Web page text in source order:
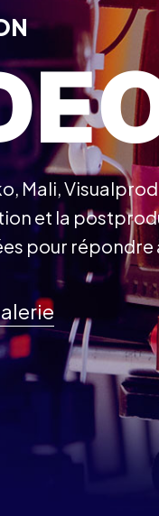
Mali,
et la
pour